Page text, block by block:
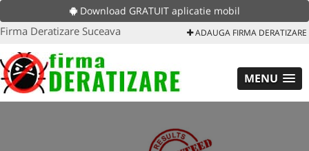
Download GRATUIT aplicatie mobil
Firma Deratizare Suceava ADAUGA FIRMA DERATIZARE
MENU